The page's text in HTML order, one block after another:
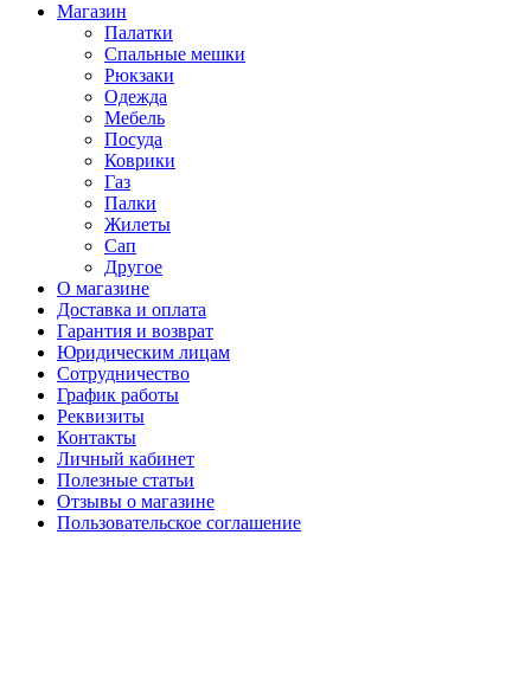
Магазин
Палатки
Спальные мешки
Рюкзаки
Одежда
Мебель
Посуда
Коврики
Газ
Палки
Жилеты
Сап
Другое
О магазине
Доставка и оплата
Гарантия и возврат
Юридическим лицам
Сотрудничество
График работы
Реквизиты
Контакты
Личный кабинет
Полезные статьи
Отзывы о магазине
Пользовательское соглашение